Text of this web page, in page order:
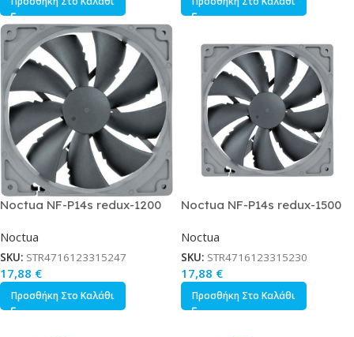
Noctua NF-P14s redux-1200
4-Pin PWM Γκρι
Noctua
SKU: STR4716123315247
17,88 €
Προσθήκη Στο Καλάθι
Noctua NF-P14s redux-1500
4-Pin PWM Γκρι
Noctua
SKU: STR4716123315230
17,88 €
Προσθήκη Στο Καλάθι